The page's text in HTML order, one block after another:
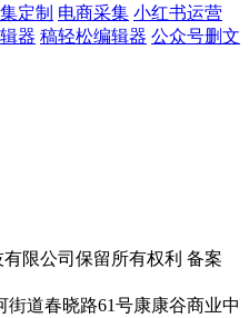
定制 电商采集 小红书运营
器 稿轻松编辑器 公众号删文
限公司保留所有权利 备案
道春晓路61号康康谷商业中